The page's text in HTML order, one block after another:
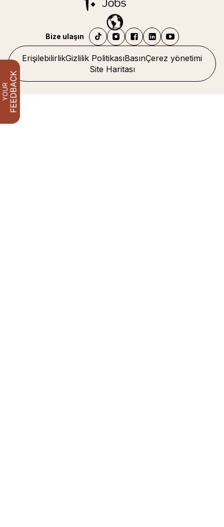
ErişilebilirlikGizlilik PolitikasıBasınÇerez yönetimi
Site Haritası
Bize ulaşın